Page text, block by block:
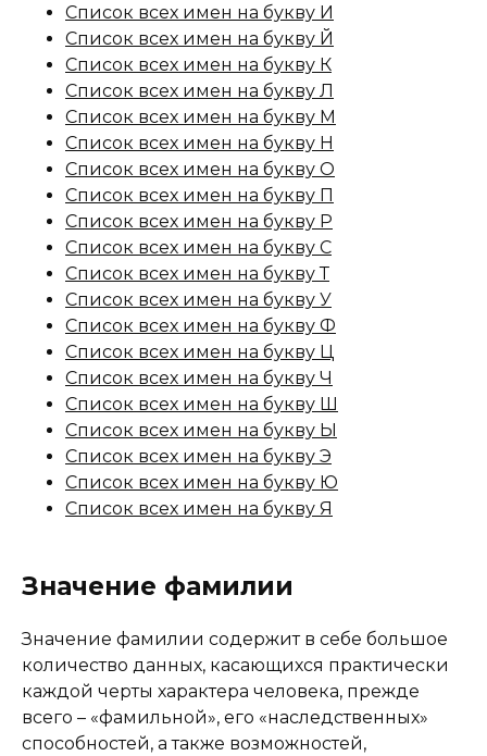
Список всех имен на букву И
Список всех имен на букву Й
Список всех имен на букву К
Список всех имен на букву Л
Список всех имен на букву М
Список всех имен на букву Н
Список всех имен на букву О
Список всех имен на букву П
Список всех имен на букву Р
Список всех имен на букву С
Список всех имен на букву Т
Список всех имен на букву У
Список всех имен на букву Ф
Список всех имен на букву Ц
Список всех имен на букву Ч
Список всех имен на букву Ш
Список всех имен на букву Ы
Список всех имен на букву Э
Список всех имен на букву Ю
Список всех имен на букву Я
Значение фамилии
Значение фамилии содержит в себе большое
количество данных, касающихся практически
каждой черты характера человека, прежде
всего – «фамильной», его «наследственных»
способностей, а также возможностей,